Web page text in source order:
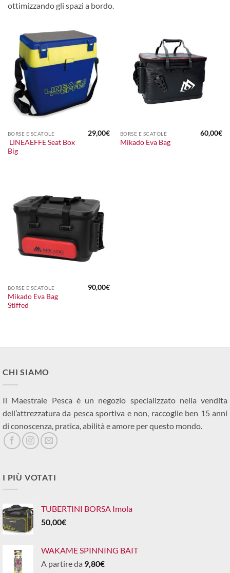
ottimizzando gli spazi a bordo.
BORSE E SCATOLE
LINEAEFFE Seat Box
Big
29,00€ BORSE E SCATOLE
Mikado Eva Bag
60,00€
BORSE E SCATOLE
Mikado Eva Bag
Stiffed
90,00€
CHI SIAMO
Il Maestrale Pesca è un negozio specializzato nella vendita
dell’attrezzatura da pesca sportiva e non, raccoglie ben 15 anni
di conoscenza, pratica, abilità e amore per questo mondo.
I PIÙ VOTATI
TUBERTINI BORSA Imola
50,00€
WAKAME SPINNING BAIT
A partire da 9,80€